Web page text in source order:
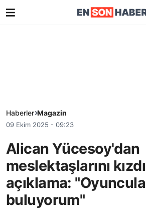
Haberler Magazin
09 Ekim 2025 - 09:23
Alican Yücesoy'dan
meslektaşlarını
açıklama:
buluyorum"